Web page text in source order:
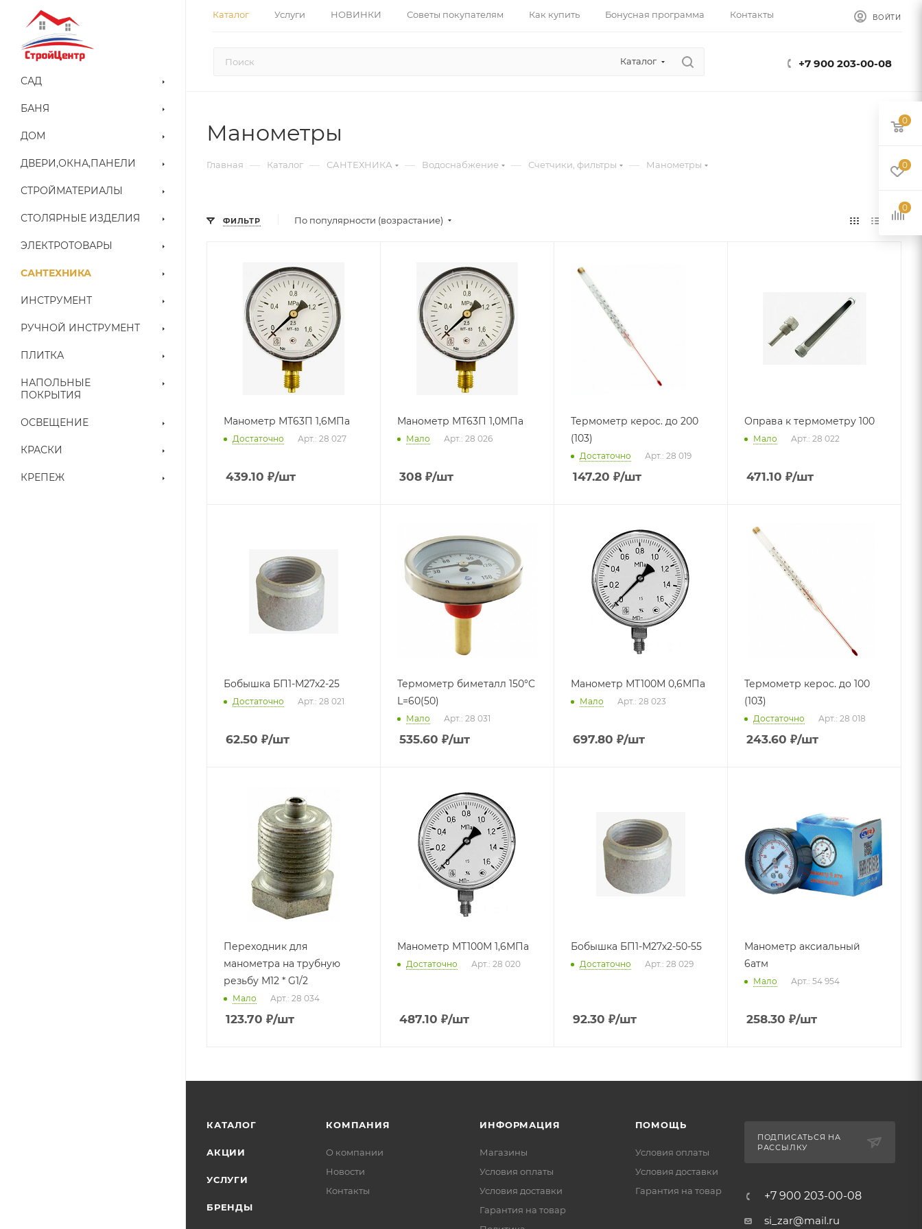
Каталог Услуги НОВИНКИ Советы покупателям Как купить Бонусная программа Контакты ВОЙТИ
Каталог +7 900 203-00-08
САД
БАНЯ
ДОМ
ДВЕРИ,ОКНА,ПАНЕЛИ
СТРОЙМАТЕРИАЛЫ
СТОЛЯРНЫЕ ИЗДЕЛИЯ
ЭЛЕКТРОТОВАРЫ
САНТЕХНИКА
ИНСТРУМЕНТ
РУЧНОЙ ИНСТРУМЕНТ
ПЛИТКА
НАПОЛЬНЫЕ
ПОКРЫТИЯ
ОСВЕЩЕНИЕ
КРАСКИ
КРЕПЕЖ
Манометры
Главная — Каталог — САНТЕХНИКА — Водоснабжение — Счетчики, фильтры — Манометры
ФИЛЬТР По популярности (возрастание)
Манометр МТ63П 1,6МПа
Достаточно Арт.: 28 027
439.10 ₽/шт
Манометр МТ63П 1,0МПа
Мало Арт.: 28 026
308 ₽/шт
Термометр керос. до 200
(103)
Достаточно Арт.: 28 019
147.20 ₽/шт
Оправа к термометру 100
Мало Арт.: 28 022
471.10 ₽/шт
Бобышка БП1-М27х2-25
Достаточно Арт.: 28 021
62.50 ₽/шт
Термометр биметалл 150°C
L=60(50)
Мало Арт.: 28 031
535.60 ₽/шт
Манометр МТ100М 0,6МПа
Мало Арт.: 28 023
697.80 ₽/шт
Термометр керос. до 100
(103)
Достаточно Арт.: 28 018
243.60 ₽/шт
Переходник для
манометра на трубную
резьбу М12 * G1/2
Мало Арт.: 28 034
123.70 ₽/шт
Манометр МТ100М 1,6МПа
Достаточно Арт.: 28 020
487.10 ₽/шт
Бобышка БП1-М27х2-50-55
Достаточно Арт.: 28 029
92.30 ₽/шт
Манометр аксиальный
6атм
Мало Арт.: 54 954
258.30 ₽/шт
КАТАЛОГ
АКЦИИ
УСЛУГИ
БРЕНДЫ
КОМПАНИЯ
О компании
Новости
Контакты
ИНФОРМАЦИЯ
Магазины
Условия оплаты
Условия доставки
Гарантия на товар
ПОМОЩЬ
Условия оплаты
Условия доставки
Гарантия на товар
ПОДПИСАТЬСЯ НА
РАССЫЛКУ
+7 900 203-00-08
si_zar@mail.ru
0
0
0